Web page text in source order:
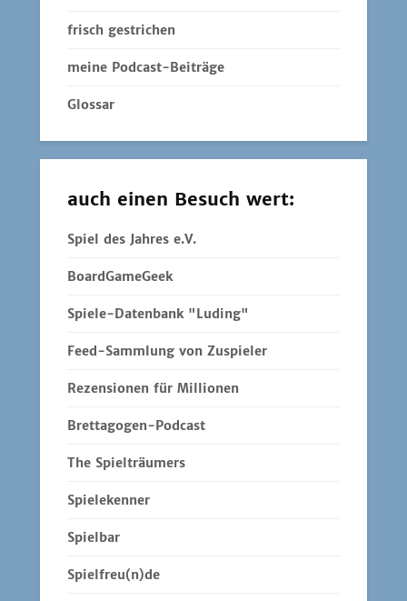
frisch gestrichen
meine Podcast-Beiträge
Glossar
auch einen Besuch wert:
Spiel des Jahres e.V.
BoardGameGeek
Spiele-Datenbank "Luding"
Feed-Sammlung von Zuspieler
Rezensionen für Millionen
Brettagogen-Podcast
The Spielträumers
Spielekenner
Spielbar
Spielfreu(n)de